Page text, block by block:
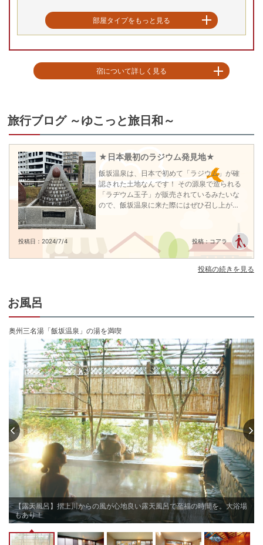
川側和洋室（別館）※禁煙
Previous
15,280円
予約
15,280
予約
15,280 円
予約
和室
Previous
15,280円
予約
最安値
15,280 円
予約
最安値
15,280
予約
部屋タイプをもっと見る
宿について詳しく見る
む開放感溢れるつくり。摺上川のせせらぎが安らぎを誘い、寛ぎの空間をつ
くりだす。旬味たっぷりの自慢の料理は、全て手作り。1人ずつミニ舟盛とあ
り味わいたい。また、卓球場も完備されており、宿泊者は無料で利用できる
のも嬉しい。キッズルームも完備されご家族連れにも大好評！飯坂温泉のシ
ンボル・共同浴場「鯖湖湯」にも程近く、ちょっと足を延ばして出かけるの
もよい。
※全客室内Wi-Fi設置有
チェックイン15:00〜18:30
旅行ブログ ～ゆこっと旅日和～
★日本最初のラジウム発見地★
飯坂温泉は、日本で初めて「ラジウム」が確
認された土地なんです！ その源泉で造られる
「ラヂウム玉子」が販売されているみたいな
ので、飯坂温泉に来た際にはぜひ召し上がっ
投稿日：2024/7/4 投稿：コアラ
投稿の続きを見る
お風呂
奥州三名湯「飯坂温泉」の湯を満喫
【露天風呂】摺上川からの風が心地良い露天風呂で至福の時間を。大浴場
もあり！